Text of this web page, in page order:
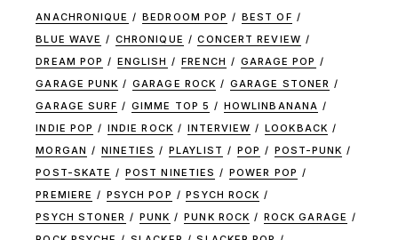
ANACHRONIQUE BEDROOM POP
BEST OF
BLUE WAVE
CHRONIQUE
CONCERT REVIEW
DREAM POP
ENGLISH FRENCH
GARAGE POP
GARAGE PUNK
GARAGE ROCK
GARAGE STONER
GARAGE SURF
GIMME TOP 5
HOWLINBANANA
INDIE POP
INDIE ROCK INTERVIEW
LOOKBACK
MORGAN
NINETIES PLAYLIST POP
POST-PUNK
POST-SKATE
POST NINETIES
POWER POP
PREMIERE
PSYCH POP
PSYCH ROCK
PSYCH STONER
PUNK PUNK ROCK
ROCK GARAGE